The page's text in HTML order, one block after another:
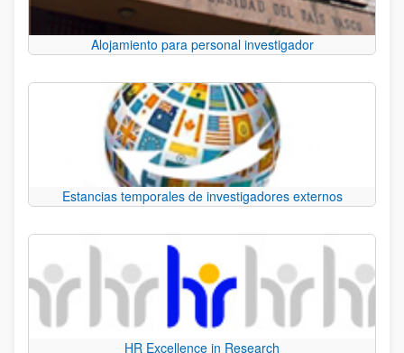
Alojamiento para personal investigador
Estancias temporales de investigadores externos
HR Excellence in Research